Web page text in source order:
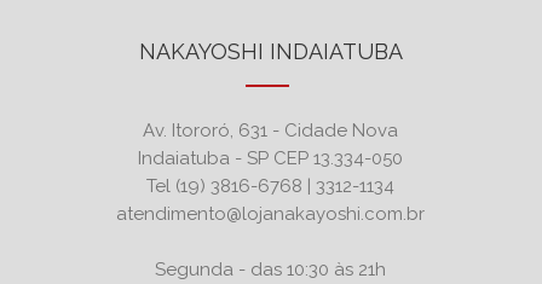
NAKAYOSHI INDAIATUBA
Av. Itororó, 631 - Cidade Nova
Indaiatuba - SP CEP 13.334-050
Tel (19) 3816-6768 | 3312-1134
atendimento@lojanakayoshi.com.br
Segunda - das 10:30 às 21h